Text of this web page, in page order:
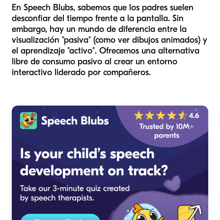
En Speech Blubs, sabemos que los padres suelen
desconfiar del tiempo frente a la pantalla. Sin
embargo, hay un mundo de diferencia entre la
visualización "pasiva" (como ver dibujos animados) y
el aprendizaje "activo". Ofrecemos una alternativa
libre de consumo pasivo al crear un entorno
interactivo liderado por compañeros.